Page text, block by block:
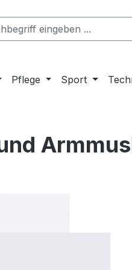
Pflege Sport